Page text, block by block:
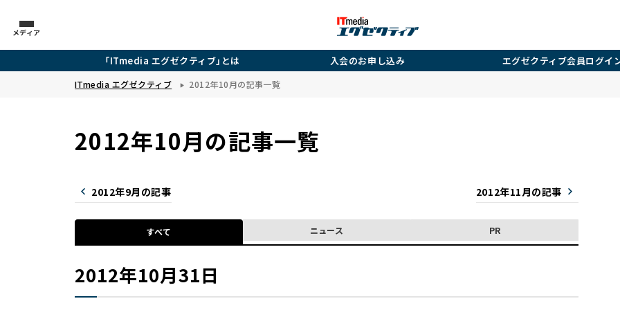
メディア
「ITmedia エグゼクティブ」とは 入会のお申し込み エグゼクティブ会員ログイ
ITmedia エグゼクティブ 2012年10月の記事一覧
2012年10月の記事一覧
2012年9月の記事 2012年11月の記事
すべて ニュース PR
2012年10月31日